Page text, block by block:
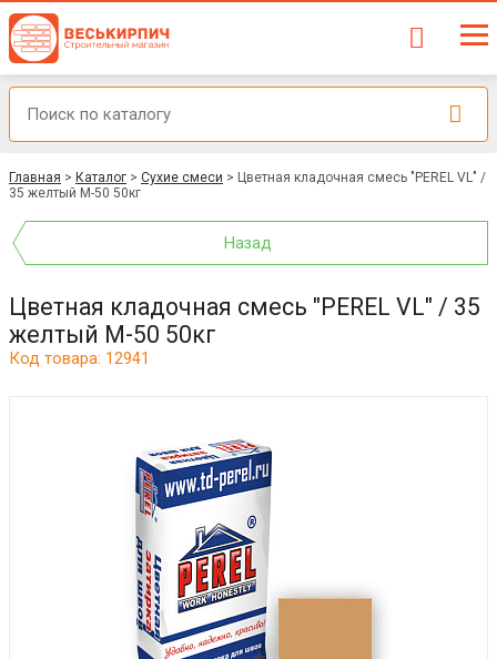
Главная > Каталог > Сухие смеси > Цветная кладочная смесь "PEREL VL" /
35 желтый М-50 50кг
Назад
Цветная кладочная смесь "PEREL VL" / 35
желтый М-50 50кг
Код товара: 12941